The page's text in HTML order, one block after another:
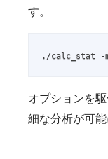
す。
./calc_stat -
オプションを
細な分析が可能